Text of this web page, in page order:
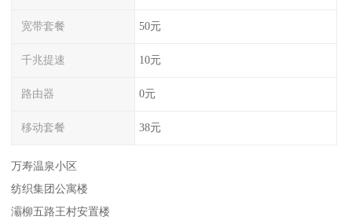
宽带套餐 50元
千兆提速 10元
路由器 0元
移动套餐 38元
万寿温泉小区
纺织集团公寓楼
灞柳五路王村安置楼